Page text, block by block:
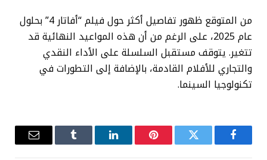
من المتوقع ظهور تفاصيل أكثر حول فيلم “أفاتار 4” بحلول
عام 2025، على الرغم من أن هذه المواعيد النهائية قد
تتغير. يتوقف مستقبل السلسلة على الأداء النقدي
والتجاري للأفلام القادمة، بالإضافة إلى التطورات في
تكنولوجيا السينما.
فيسبوكتويتر بينتيريستلينكدإن Tumblrالبريد